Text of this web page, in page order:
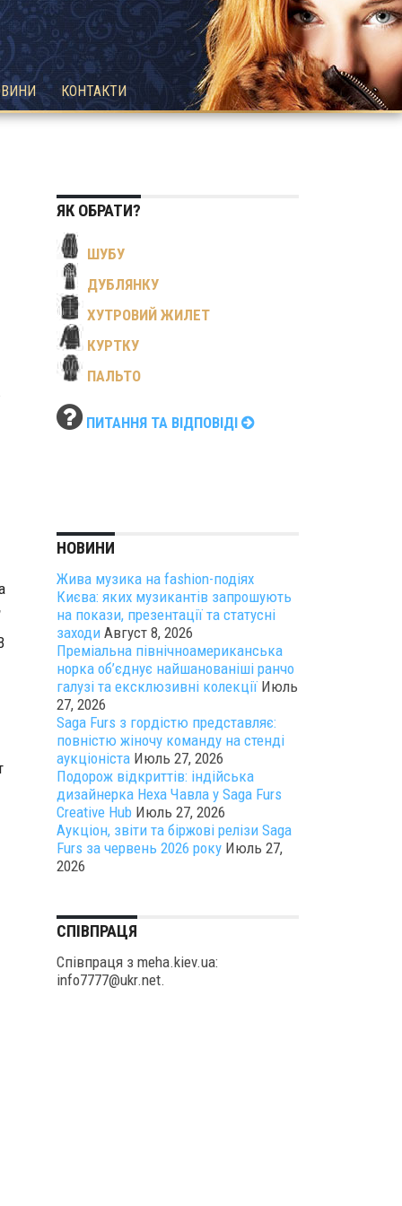
КОНТАКТИ
ЯК ОБРАТИ?
ШУБУ
ДУБЛЯНКУ
ХУТРОВИЙ ЖИЛЕТ
КУРТКУ
ПАЛЬТО
ПИТАННЯ ТА ВІДПОВІДІ
НОВИНИ
Жива музика на fashion-подіях
Києва: яких музикантів запрошують
на покази, презентації та статусні
заходи Август 8, 2026
Преміальна північноамериканська
норка об’єднує найшанованіші ранчо
галузі та ексклюзивні колекції Июль
27, 2026
Saga Furs з гордістю представляє:
повністю жіночу команду на стенді
аукціоніста Июль 27, 2026
Подорож відкриттів: індійська
дизайнерка Неха Чавла у Saga Furs
Creative Hub Июль 27, 2026
Аукціон, звіти та біржові релізи Saga
Furs за червень 2026 року Июль 27,
2026
СПІВПРАЦЯ
Співпраця з meha.kiev.ua:
info7777@ukr.net.